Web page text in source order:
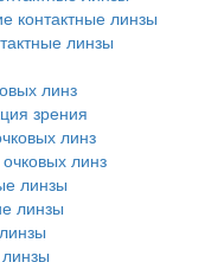
контактные линзы
линзы
линз
зрения
линз
линз
линзы
линзы